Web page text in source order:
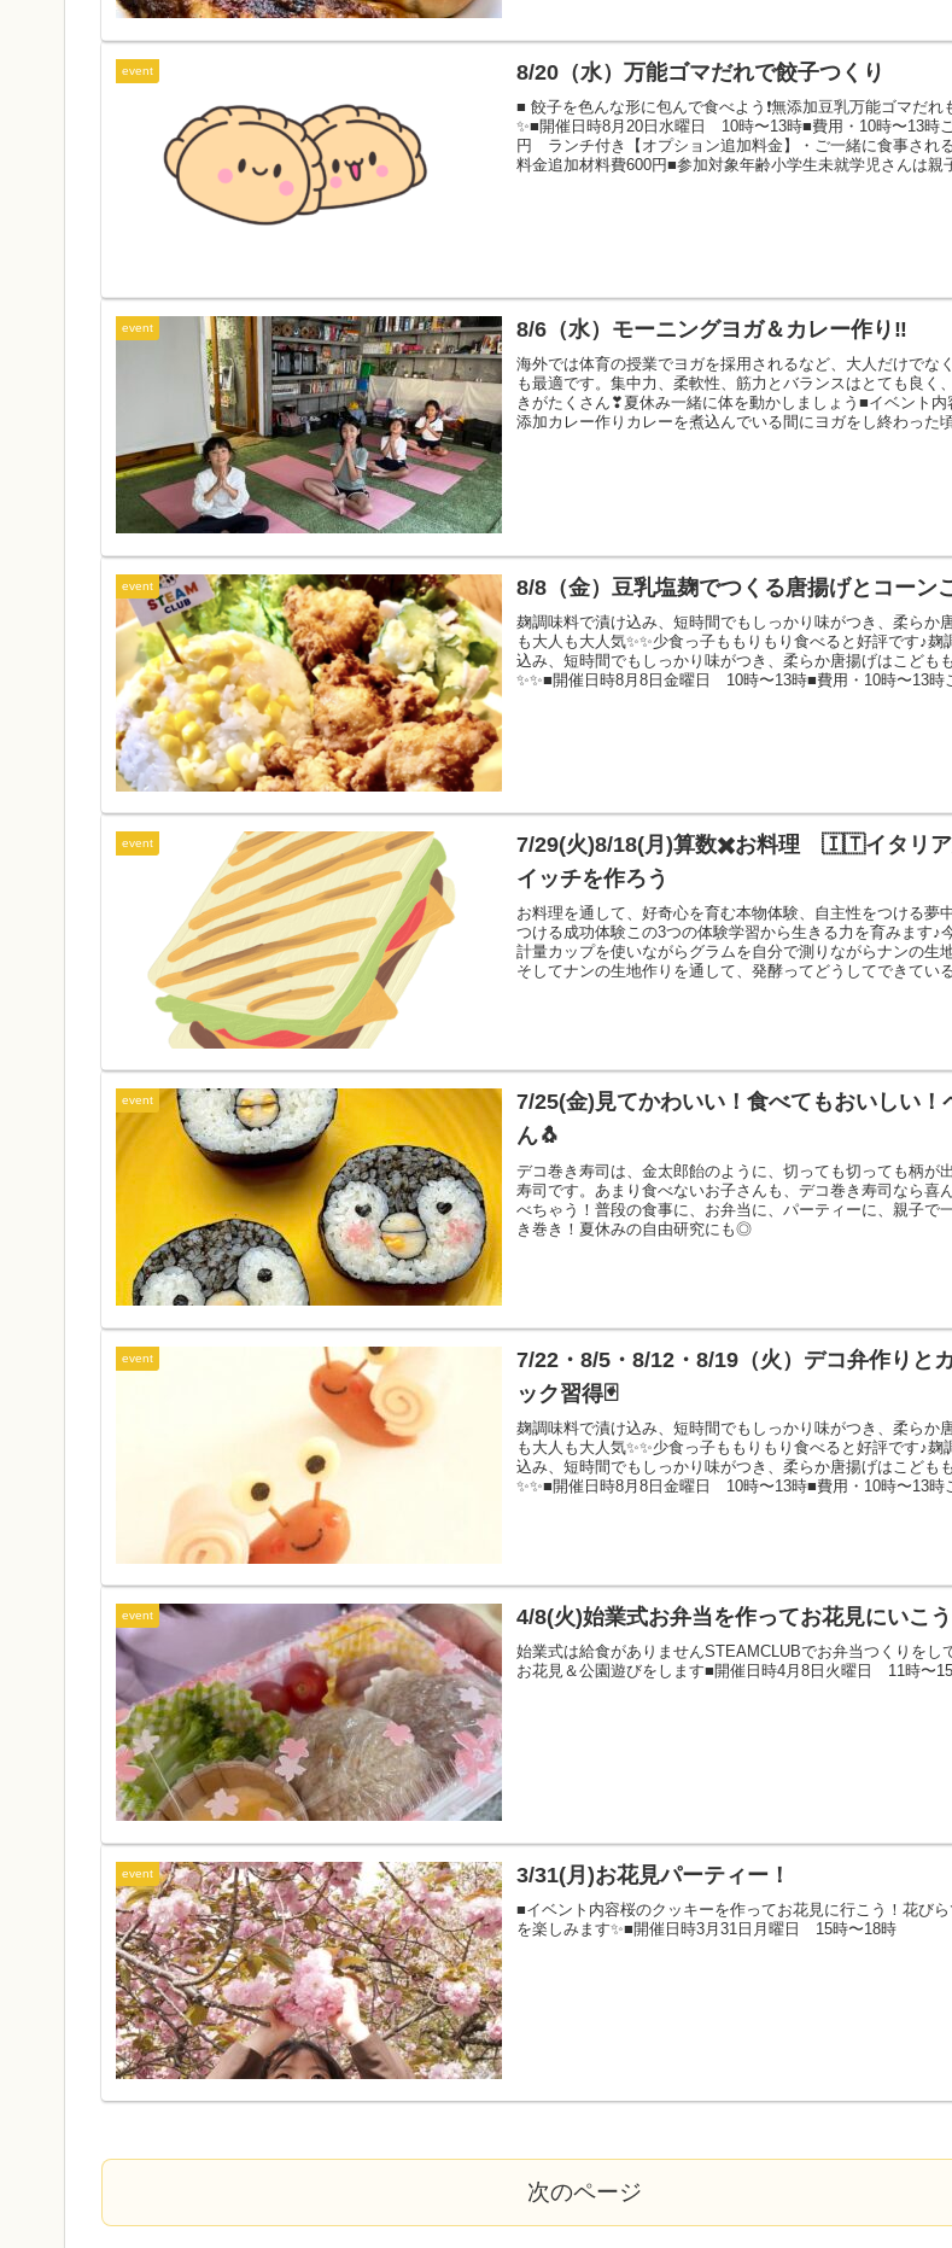
event 8/20（水）万能ゴマだれで餃子つくり
■ 餃子を色んな形に包んで食べよう❗️無添加豆乳万能ゴマだれ
✨■開催日時8月20日水曜日 10時〜13時■費用・10時〜13時
円 ランチ付き【オプション追加料金】・ご一緒に食事され
料金追加材料費600円■参加対象年齢小学生未就学児さんは親
event 8/6（水）モーニングヨガ＆カレー作り‼️
海外では体育の授業でヨガを採用されるなど、大人だけでな
も最適です。集中力、柔軟性、筋力とバランスはとても良く
きがたくさん❣夏休み一緒に体を動かしましょう■イベント内
添加カレー作りカレーを煮込んでいる間にヨガをし終わった
event 8/8（金）豆乳塩麹でつくる唐揚げとコーン
麹調味料で漬け込み、短時間でもしっかり味がつき、柔らか
も大人も大人気✨✨少食っ子ももりもり食べると好評です♪麹
込み、短時間でもしっかり味がつき、柔らか唐揚げはこども
✨✨■開催日時8月8日金曜日 10時〜13時■費用・10時〜13時
event
7/29(火)8/18(月)算数✖️お料理 🇮🇹イタリア
イッチを作ろう
お料理を通して、好奇心を育む本物体験、自主性をつける夢
つける成功体験この3つの体験学習から生きる力を育みます♪
計量カップを使いながらグラムを自分で測りながらナンの生
そしてナンの生地作りを通して、発酵ってどうしてできてい
たい！がたくさん溢れてるタイミングでお料理も是非体験し
♪
event
7/25(金)見てかわいい！食べてもおいしい！
ん🐧
デコ巻き寿司は、金太郎飴のように、切っても切っても柄が
寿司です。あまり食べないお子さんも、デコ巻き寿司なら喜
べちゃう！普段の食事に、お弁当に、パーティーに、親子で
き巻き！夏休みの自由研究にも◎
event
7/22・8/5・8/12・8/19（火）デコ弁作りと
ック習得🃏
麹調味料で漬け込み、短時間でもしっかり味がつき、柔らか
も大人も大人気✨✨少食っ子ももりもり食べると好評です♪麹
込み、短時間でもしっかり味がつき、柔らか唐揚げはこども
✨✨■開催日時8月8日金曜日 10時〜13時■費用・10時〜13時
event 4/8(火)始業式お弁当を作ってお花見にいこう
始業式は給食がありませんSTEAMCLUBでお弁当つくりをし
お花見＆公園遊びをします■開催日時4月8日火曜日 11時〜
event 3/31(月)お花見パーティー！
■イベント内容桜のクッキーを作ってお花見に行こう！花び
を楽しみます✨■開催日時3月31日月曜日 15時〜18時
次のページ